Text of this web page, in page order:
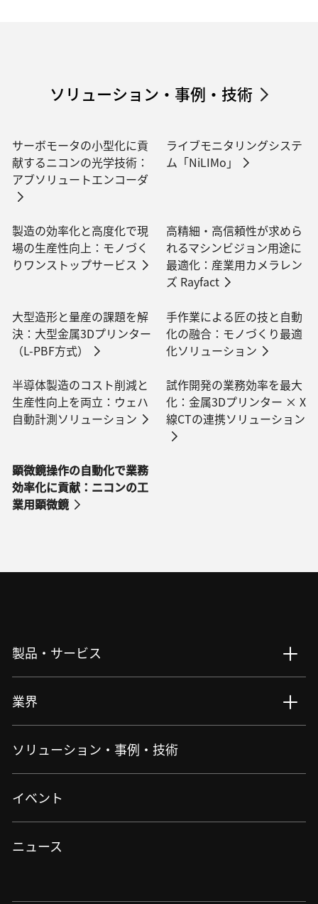
ソリューション・事例・技術
サーボモータの小型化に貢
献するニコンの光学技術：
アブソリュートエンコーダ
ライブモニタリングシステ
ム「NiLIMo」
製造の効率化と高度化で現
場の生産性向上：モノづく
りワンストップサービス
高精細・高信頼性が求めら
れるマシンビジョン用途に
最適化：産業用カメラレン
ズ Rayfact
大型造形と量産の課題を解
決：大型金属3Dプリンター
（L-PBF方式）
手作業による匠の技と自動
化の融合：モノづくり最適
化ソリューション
半導体製造のコスト削減と
生産性向上を両立：ウェハ
自動計測ソリューション
試作開発の業務効率を最大
化：金属3Dプリンター × X
線CTの連携ソリューション
顕微鏡操作の自動化で業務
効率化に貢献：ニコンの工
業用顕微鏡
製品・サービス
アイケア
産業・特注
ロボット制御
産業用観察・検査
産業用測定・計測
宇宙・天体機器
半導体露光
業界
バイオ・メディカル
自動車・航空・宇宙
資源・エネルギー・素材
ソリューション・事例・技術
イベント
ニュース